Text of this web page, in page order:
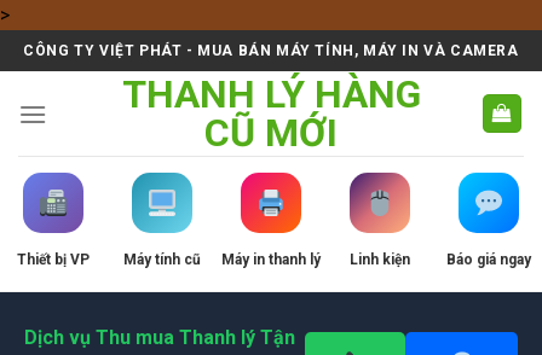
>Skip
to
content
CÔNG TY VIỆT PHÁT - MUA BÁN MÁY TÍNH, MÁY IN VÀ CAMERA
THANH LÝ HÀNG
CŨ MỚI
Thiết bị VP Máy tính cũ Máy in thanh lý Linh kiện Báo giá ngay
Dịch vụ Thu mua Thanh lý Tận